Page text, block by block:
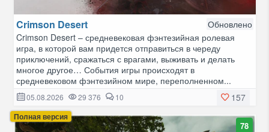
Crimson Desert
Обновлено
Crimson Desert – средневековая фэнтезийная ролевая
игра, в которой вам придется отправиться в череду
приключений, сражаться с врагами, выживать и делать
многое другое… События игры происходят в
средневековом фэнтезийном мире, переполненном...
157
05.08.2026 29 376 10
Полная версия
78